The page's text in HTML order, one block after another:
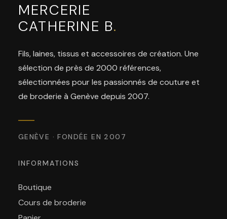
MERCERIE
CATHERINE B.
Fils, laines, tissus et accessoires de création. Une
sélection de près de 2000 références,
sélectionnées pour les passionnés de couture et
de broderie à Genève depuis 2007.
GENÈVE · FONDÉE EN 2007
INFORMATIONS
Boutique
Cours de broderie